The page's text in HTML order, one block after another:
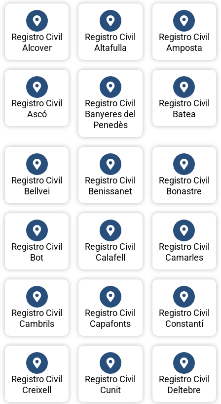
Registro Civil
Alcover
Registro Civil
Altafulla
Registro Civil
Amposta
Registro Civil
Ascó
Registro Civil
Banyeres del
Penedès
Registro Civil
Batea
Registro Civil
Bellvei
Registro Civil
Benissanet
Registro Civil
Bonastre
Registro Civil
Bot
Registro Civil
Calafell
Registro Civil
Camarles
Registro Civil
Cambrils
Registro Civil
Capafonts
Registro Civil
Constantí
Registro Civil
Creixell
Registro Civil
Cunit
Registro Civil
Deltebre